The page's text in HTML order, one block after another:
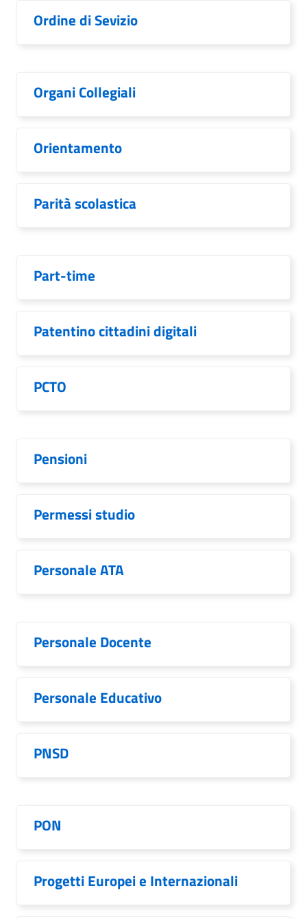
Ordine di Sevizio
Organi Collegiali
Orientamento
Parità scolastica
Part-time
Patentino cittadini digitali
PCTO
Pensioni
Permessi studio
Personale ATA
Personale Docente
Personale Educativo
PNSD
PON
Progetti Europei e Internazionali